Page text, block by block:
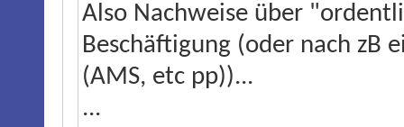
Also Nachweise über
Beschäftigung (oder nach zB
(AMS, etc pp))...
...